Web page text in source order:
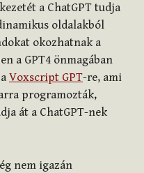
a ChatGPT tudja
oldalakból
okozhatnak a
a GPT4 önmagában
Voxscript GPT-re, ami
programozták,
át a ChatGPT-nek
nem igazán